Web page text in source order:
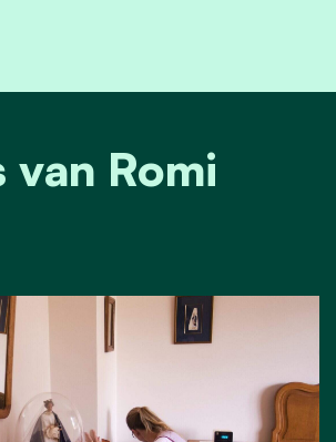
van Romi